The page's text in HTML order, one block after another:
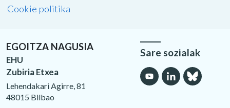
Cookie politika
EGOITZA NAGUSIA
EHU
Zubiria Etxea
Lehendakari Agirre, 81
48015 Bilbao
Sare sozialak